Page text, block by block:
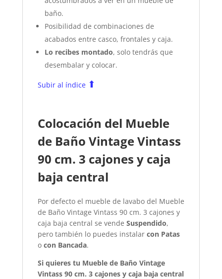
baño.
Posibilidad de combinaciones de
acabados entre casco, frontales y caja.
Lo recibes montado, solo tendrás que
desembalar y colocar.
Subir al índice ⬆
Colocación del Mueble
de Baño Vintage Vintass
90 cm. 3 cajones y caja
baja central
Por defecto el mueble de lavabo del Mueble
de Baño Vintage Vintass 90 cm. 3 cajones y
caja baja central se vende Suspendido,
pero también lo puedes instalar con Patas
o con Bancada.
Si quieres tu Mueble de Baño Vintage
Vintass 90 cm. 3 cajones y caja baja central